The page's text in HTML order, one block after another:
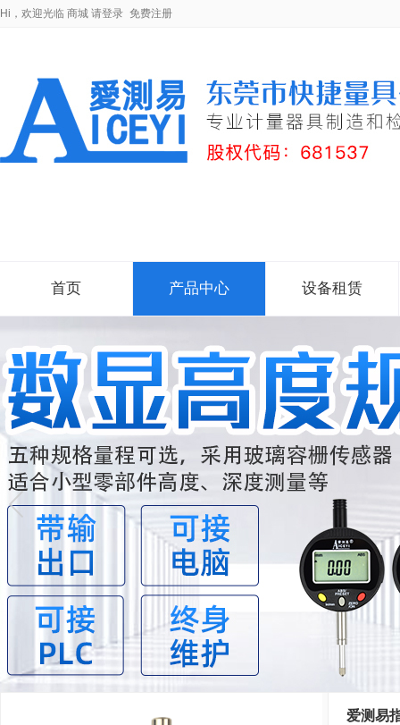
Hi，欢迎光临 商城 请登录 免费注册
首页 产品中心 设备租赁
爱测易